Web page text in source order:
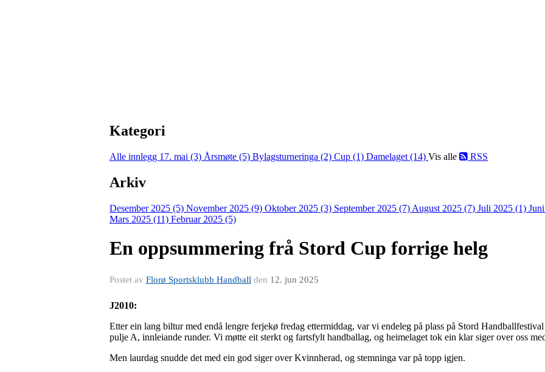
Kategori
Alle innlegg 17. mai (3) Årsmøte (5) Bylagsturneringa (2) Cup (1) Damelaget (14) Vis alle RSS
Arkiv
Desember 2025 (5) November 2025 (9) Oktober 2025 (3) September 2025 (7) August 2025 (7) Juli 2025 (1)
Mars 2025 (11) Februar 2025 (5)
En oppsummering frå Stord Cup forrige helg
Postet av Florø Sportsklubb Handball den 12. jun 2025
J2010:
Etter ein lang biltur med endå lengre ferjekø fredag ettermiddag, var vi endeleg på plass på Stord
pulje A, innleiande runder. Vi møtte eit sterkt og fartsfylt handballag, og heimelaget tok ein klar siger over oss
Men laurdag snudde det med ein god siger over Kvinnherad, og stemninga var på topp igjen.